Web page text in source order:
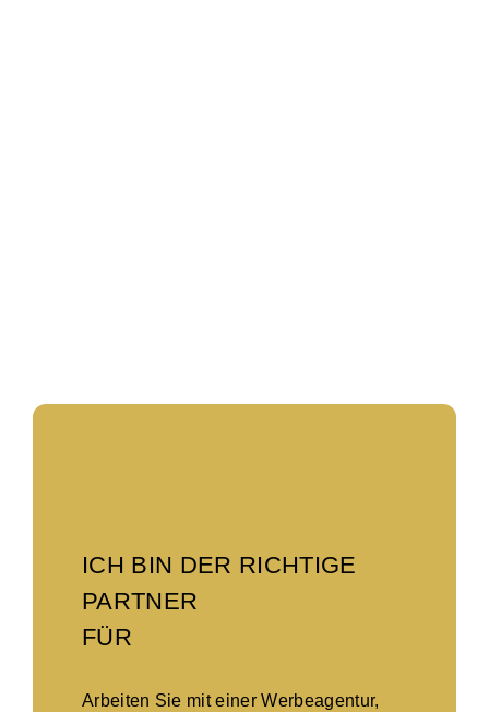
ICH BIN DER RICHTIGE
PARTNER
FÜR
Arbeiten Sie mit einer Werbeagentur,